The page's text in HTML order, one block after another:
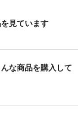
見ています
な商品を購入して